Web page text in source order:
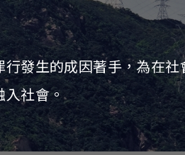
發生的成因著手，為在社
入社會。